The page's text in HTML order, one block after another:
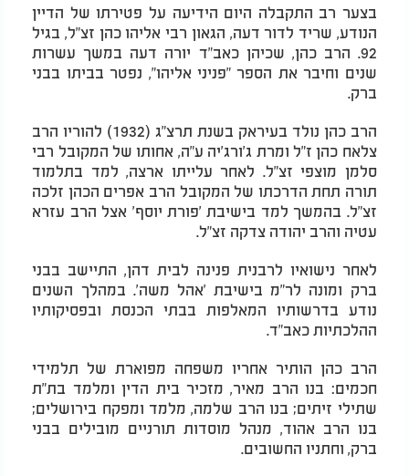
בצער רב התקבלה היום הידיעה על פטירתו של הדיין
הנודע, שריד לדור דעה, הגאון רבי אליהו כהן זצ"ל, בגיל
92. הרב כהן, שכיהן כאב"ד יורה דעה במשך עשרות
שנים וחיבר את הספר "פניני אליהו", נפטר בביתו בבני
ברק.
הרב כהן נולד בעיראק בשנת תרצ"ג (1932) להוריו הרב
צלאח כהן ז"ל ומרת ג'ורג'יה ע"ה, אחותו של המקובל רבי
סלמן מוצפי זצ"ל. לאחר עלייתו ארצה, למד בתלמוד
תורה תחת הדרכתו של המקובל הרב אפרים הכהן זלכה
זצ"ל. בהמשך למד בישיבת 'פורת יוסף' אצל הרב עזרא
עטיה והרב יהודה צדקה זצ"ל.
לאחר נישואיו לרבנית פנינה לבית דהן, התיישב בבני
ברק ומונה לר"מ בישיבת 'אהל משה'. במהלך השנים
נודע בדרשותיו המאלפות בבתי הכנסת ובפסיקותיו
ההלכתיות כאב"ד.
הרב כהן הותיר אחריו משפחה מפוארת של תלמידי
חכמים: בנו הרב מאיר, מזכיר בית הדין ומלמד בת"ת
שתילי זיתים; בנו הרב שלמה, מלמד ומפקח בירושלים;
בנו הרב אהוד, מנהל מוסדות תורניים מובילים בבני
ברק, וחתניו החשובים.